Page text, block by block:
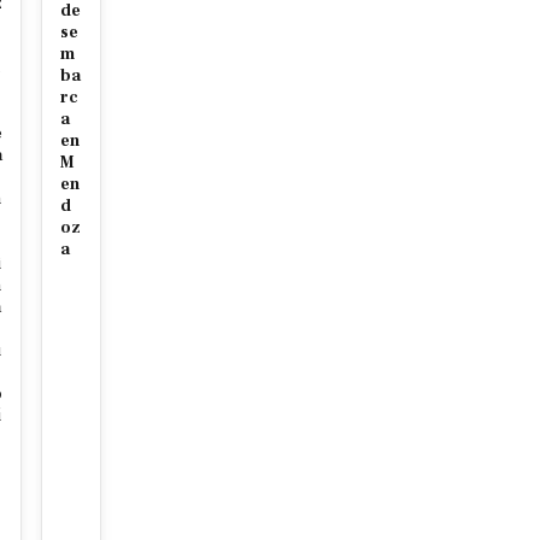
de
se
m
ba
rc
a
en
M
en
d
oz
a